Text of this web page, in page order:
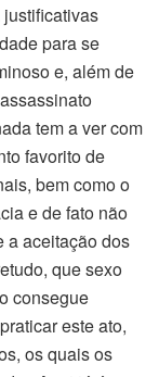
para se
e, além de
tem a ver com
favorito de
bem como o
e de fato não
a aceitação dos
que sexo
consegue
este ato,
os quais os